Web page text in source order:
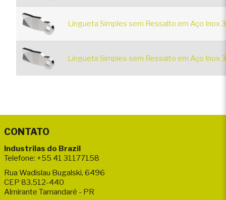
Lingueta Simples sem Ressalto em Aço Inox
Lingueta Simples sem Ressalto em Aço Inox
CONTATO
Industrilas do Brazil
Telefone: +55 41 31177158
Rua Wadislau Bugalski, 6496
CEP 83.512-440
Almirante Tamandaré - PR